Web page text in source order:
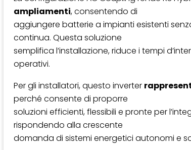
ampliamenti, consentendo di
aggiungere batterie a impianti esistenti
continua. Questa soluzione
semplifica l’installazione, riduce i tempi
operativi.
Per gli installatori, questo inverter
perché consente di proporre
soluzioni efficienti, flessibili e pronte per
rispondendo alla crescente
domanda di sistemi energetici autonomi e